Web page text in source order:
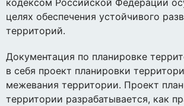
целях обеспечения устойчивого
территорий.
Документация по планировке
в себя проект планировки
межевания территории. Проект
территории разрабатывается, как